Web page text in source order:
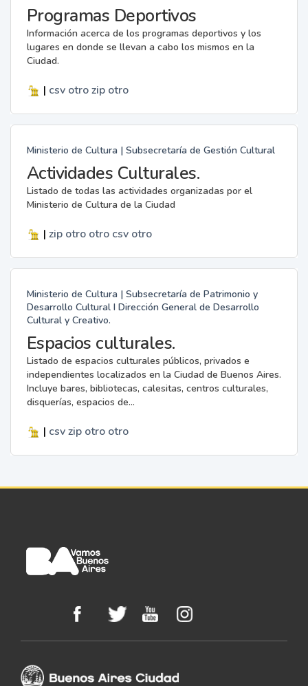
Programas Deportivos
Información acerca de los programas deportivos y los
lugares en donde se llevan a cabo los mismos en la
Ciudad.
| csv otro zip otro
Ministerio de Cultura | Subsecretaría de Gestión Cultural
Actividades Culturales.
Listado de todas las actividades organizadas por el
Ministerio de Cultura de la Ciudad
| zip otro otro csv otro
Ministerio de Cultura | Subsecretaría de Patrimonio y
Desarrollo Cultural I Dirección General de Desarrollo
Cultural y Creativo.
Espacios culturales.
Listado de espacios culturales públicos, privados e
independientes localizados en la Ciudad de Buenos Aires.
Incluye bares, bibliotecas, calesitas, centros culturales,
disquerías, espacios de...
| csv zip otro otro